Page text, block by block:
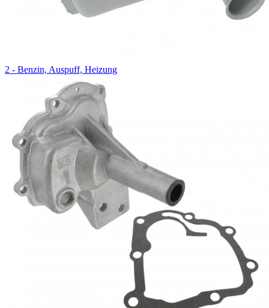
2 - Benzin, Auspuff, Heizung